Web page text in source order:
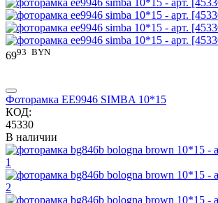
6993 BYN
Фоторамка EE9946 SIMBA 10*15
КОД:
45330
В наличии